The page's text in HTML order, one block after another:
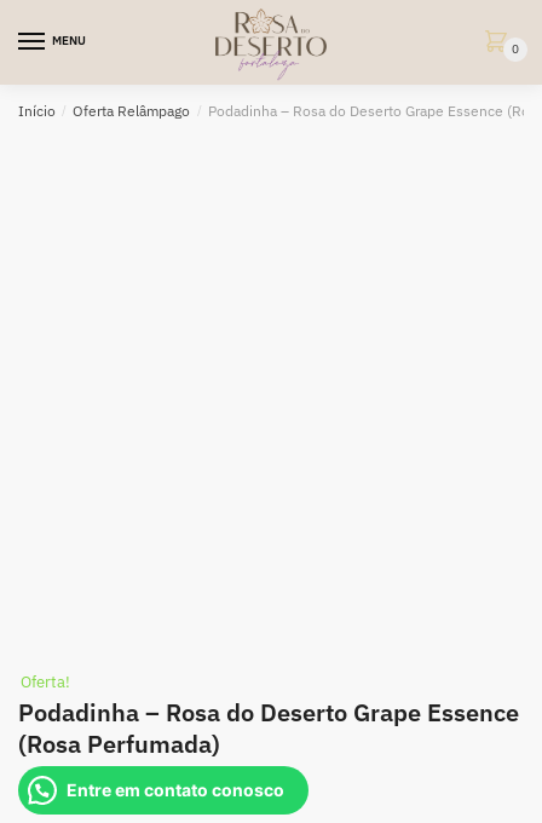
MENU
0
Início / Oferta Relâmpago / Podadinha – Rosa do Deserto Grape Essence
Oferta!
Podadinha – Rosa do Deserto Grape Essence
(Rosa Perfumada)
Entre em contato conosco